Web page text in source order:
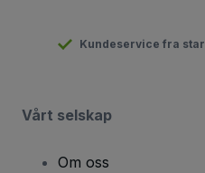
Kundeservice fra
Vårt selskap
Om oss